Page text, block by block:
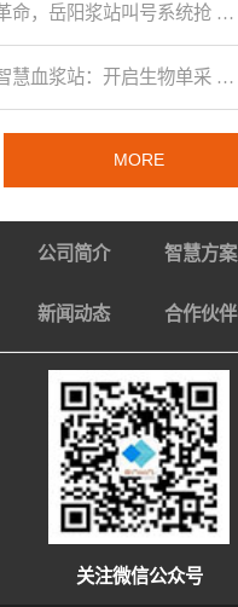
命，岳阳浆站叫号系统抢 …
慧血浆站：开启生物单采 …
MORE
公司简介 智慧方案
新闻动态 合作伙伴
关注微信公众号